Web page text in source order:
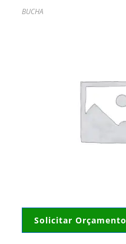
BUCHA
Solicitar Orçamento